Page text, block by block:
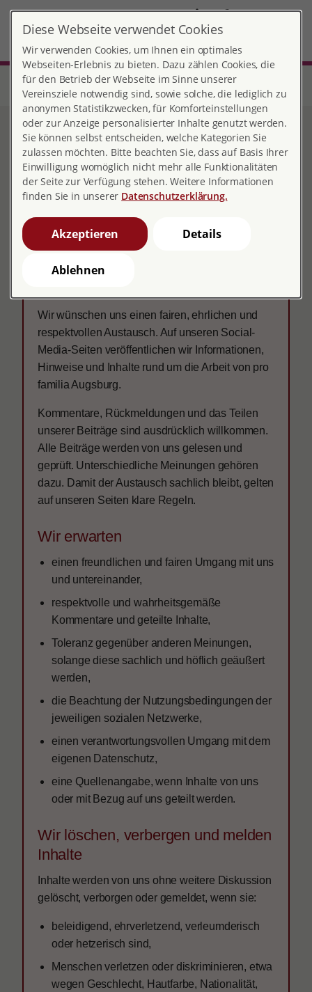
DE
Start Bayern
Beratungsstelle Augsburg
Service | pro familia Augsburg
Netiquette | Social-Media-Seiten
Netiquette | Social-Media-
Seiten
Unsere Netiquette für soziale
Wir wünschen uns einen fairen, ehrlichen und
respektvollen Austausch. Auf unseren Social-
Media-Seiten veröffentlichen wir Informationen,
Hinweise und Inhalte rund um die Arbeit von pro
familia Augsburg.
Kommentare, Rückmeldungen und das Teilen
unserer Beiträge sind ausdrücklich willkommen.
Alle Beiträge werden von uns gelesen und
geprüft. Unterschiedliche Meinungen gehören
dazu. Damit der Austausch sachlich bleibt, gelten
auf unseren Seiten klare Regeln.
Wir erwarten
einen freundlichen und fairen Umgang mit uns
und untereinander,
respektvolle und wahrheitsgemäße
Kommentare und geteilte Inhalte,
Toleranz gegenüber anderen Meinungen,
solange diese sachlich und höflich geäußert
werden,
die Beachtung der Nutzungsbedingungen der
jeweiligen sozialen Netzwerke,
einen verantwortungsvollen Umgang mit dem
eigenen Datenschutz,
eine Quellenangabe, wenn Inhalte von uns
oder mit Bezug auf uns geteilt werden.
Wir löschen, verbergen und melden
Inhalte
Inhalte werden von uns ohne weitere Diskussion
gelöscht, verborgen oder gemeldet, wenn sie:
beleidigend, ehrverletzend, verleumderisch
oder hetzerisch sind,
Menschen verletzen oder diskriminieren, etwa
wegen Geschlecht, Hautfarbe, Nationalität,
Diese Webseite verwendet Cookies
Wir verwenden Cookies, um Ihnen ein optimales
Webseiten-Erlebnis zu bieten. Dazu zählen Cookies, die
für den Betrieb der Webseite im Sinne unserer
Vereinsziele notwendig sind, sowie solche, die lediglich zu
anonymen Statistikzwecken, für Komforteinstellungen
oder zur Anzeige personalisierter Inhalte genutzt werden.
Sie können selbst entscheiden, welche Kategorien Sie
zulassen möchten. Bitte beachten Sie, dass auf Basis Ihrer
Einwilligung womöglich nicht mehr alle Funktionalitäten
der Seite zur Verfügung stehen. Weitere Informationen
finden Sie in unserer Datenschutzerklärung.
Akzeptieren Details
Ablehnen